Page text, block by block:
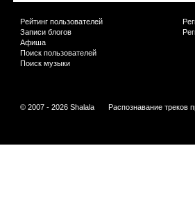
Рейтинг пользователей
Записи блогов
Афиша
Поиск пользователей
Поиск музыки
© 2007 - 2026 Shalala Распознавание треков